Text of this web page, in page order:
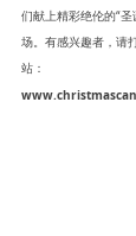
们献上精彩绝伦的“
场。有感兴趣者，请
站：